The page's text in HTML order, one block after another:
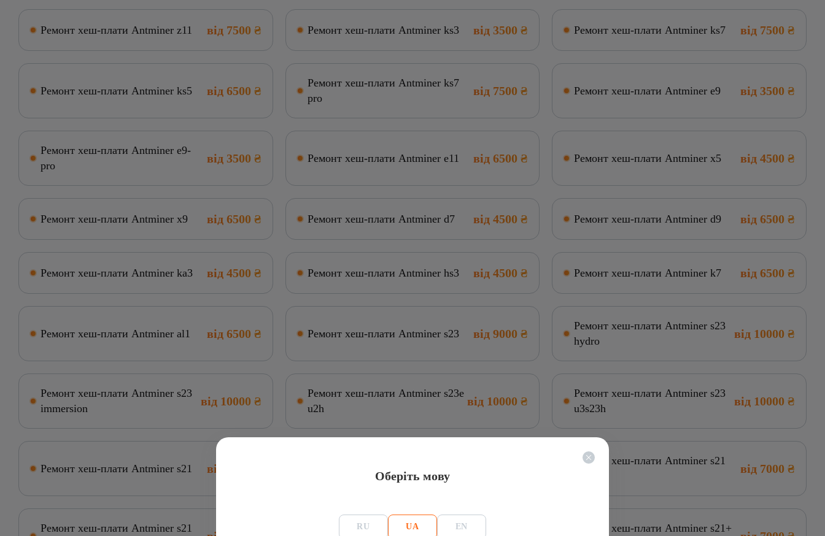
Ремонт хеш-плати Antminer z11 від 7500 ₴ Ремонт хеш-плати Antminer ks3 від 3500 ₴ Ремонт хеш-плати Antminer ks7 від 7500 ₴
Ремонт хеш-плати Antminer ks5 від 6500 ₴
Ремонт хеш-плати Antminer ks7
pro
від 7500 ₴ Ремонт хеш-плати Antminer e9 від 3500 ₴
Ремонт хеш-плати Antminer e9-
pro
від 3500 ₴ Ремонт хеш-плати Antminer e11 від 6500 ₴ Ремонт хеш-плати Antminer x5 від 4500 ₴
Ремонт хеш-плати Antminer x9 від 6500 ₴ Ремонт хеш-плати Antminer d7 від 4500 ₴ Ремонт хеш-плати Antminer d9 від 6500 ₴
Ремонт хеш-плати Antminer ka3 від 4500 ₴ Ремонт хеш-плати Antminer hs3 від 4500 ₴ Ремонт хеш-плати Antminer k7 від 6500 ₴
Ремонт хеш-плати Antminer al1 від 6500 ₴ Ремонт хеш-плати Antminer s23 від 9000 ₴
Ремонт хеш-плати Antminer s23
hydro
від 10000 ₴
Ремонт хеш-плати Antminer s23
immersion
від 10000 ₴
Ремонт хеш-плати Antminer s23e
u2h
від 10000 ₴
Ремонт хеш-плати Antminer s23
u3s23h
від 10000 ₴
Ремонт хеш-плати Antminer s21 від 6000 ₴
Ремонт хеш-плати Antminer s21
від 7000 ₴
Ремонт хеш-плати Antminer s21
Ремонт хеш-плати Antminer s21
Ремонт хеш-плати Antminer s21+
Оберіть мову
RU UA EN